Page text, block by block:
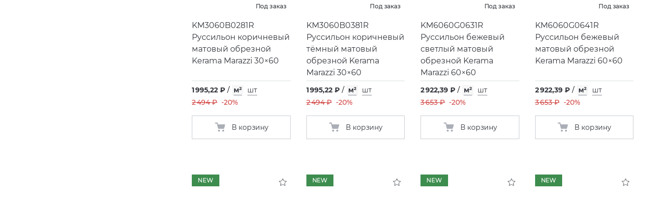
Под заказ
KM3060B0281R
Руссильон коричневый
матовый обрезной
Kerama Marazzi 30×60
1 995,22 ₽ / м²
шт
2 494 ₽ -20%
В корзину
Под заказ
KM3060B0381R
Руссильон коричневый
тёмный матовый
обрезной Kerama
Marazzi 30×60
1 995,22 ₽ / м²
шт
2 494 ₽ -20%
В корзину
Под заказ
KM6060G0631R
Руссильон бежевый
светлый матовый
обрезной Kerama
Marazzi 60×60
2 922,39 ₽ / м²
шт
3 653 ₽ -20%
В корзину
Под заказ
KM6060G0641R
Руссильон бежевый
матовый обрезной
Kerama Marazzi 60×60
2 922,39 ₽ / м²
шт
3 653 ₽ -20%
В корзину
NEW NEW NEW NEW